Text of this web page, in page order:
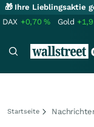
🎁 Ihre Lieblingsaktie
DAX +0,70% Gold
Startseite